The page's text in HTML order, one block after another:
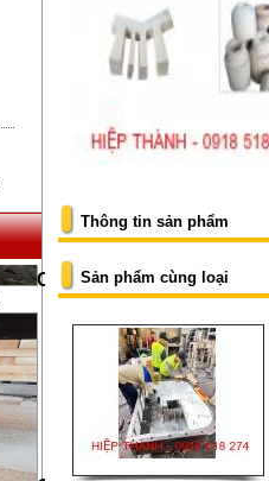
CÔNG
Thông tin sản phẩm
Sản phẩm cùng loại